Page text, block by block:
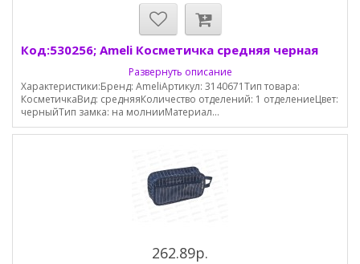
Код:530256; Ameli Косметичка средняя черная
Развернуть описание
Характеристики:Бренд: AmeliАртикул: 3140671Тип товара:
КосметичкаВид: средняяКоличество отделений: 1 отделениеЦвет:
черныйТип замка: на молнииМатериал...
262.89р.